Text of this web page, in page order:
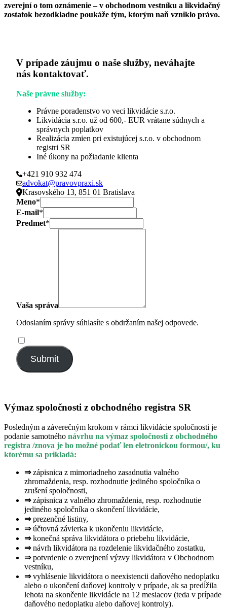
zverejní o tom oznámenie – v obchodnom vestníku a likvidačný
zostatok bezodkladne poukáže tým, ktorým naň vzniklo právo.
V prípade záujmu o naše služby, neváhajte
nás kontaktovať.
Naše právne služby:
Právne poradenstvo vo veci likvidácie s.r.o.
Likvidácia s.r.o. už od 600,- EUR vrátane súdnych a
správnych poplatkov
Realizácia zmien pri existujúcej s.r.o. v obchodnom
registri SR
Iné úkony na požiadanie klienta
+421 910 932 474
advokat@pravovpraxi.sk
Krasovského 13, 851 01 Bratislava
Meno*
E-mail*
Predmet*
Vaša správa
Odoslaním správy súhlasíte s obdržaním našej odpovede.
Submit
Výmaz spoločnosti z obchodného registra SR
Posledným a záverečným krokom v rámci likvidácie spoločnosti je
podanie samotného návrhu na výmaz spoločnosti z obchodného
registra /znova je ho možné podať len eletronickou formou/, ku
ktorému sa prikladá:
⇒zápisnica z mimoriadneho zasadnutia valného
zhromaždenia, resp. rozhodnutie jediného spoločníka o
zrušení spoločnosti,
⇒zápisnica z valného zhromaždenia, resp. rozhodnutie
jediného spoločníka o skončení likvidácie,
⇒prezenčné listiny,
⇒účtovná závierka k ukončeniu likvidácie,
⇒konečná správa likvidátora o priebehu likvidácie,
⇒návrh likvidátora na rozdelenie likvidačného zostatku,
⇒potvrdenie o zverejnení výzvy likvidátora v Obchodnom
vestníku,
⇒vyhlásenie likvidátora o neexistencii daňového nedoplatku
alebo o ukončení daňovej kontroly v prípade, ak sa predĺžila
lehota na skončenie likvidácie na 12 mesiacov (teda v prípade
daňového nedoplatku alebo daňovej kontroly).